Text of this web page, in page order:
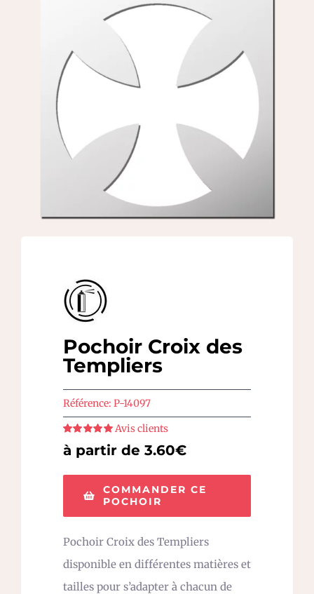
Pochoir Croix des
Templiers
Référence: P-14097
Note sur 5
Avis clients
à partir de 3.60€
COMMANDER CE
POCHOIR
Pochoir Croix des Templiers
disponible en différentes matières et
tailles pour s’adapter à chacun de